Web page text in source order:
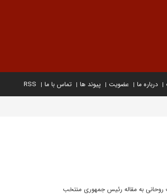
درباره ما عضویت پیوند ها تماس با ما RSS
روحانی به مقاله رئیس جمهوری منتخب